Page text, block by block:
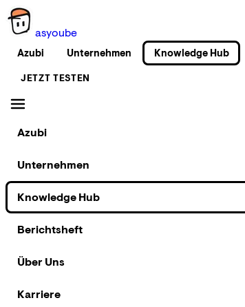
asyoube
Azubi Unternehmen Knowledge Hub
JETZT TESTEN
Azubi
Unternehmen
Knowledge Hub
Berichtsheft
Über Uns
Karriere